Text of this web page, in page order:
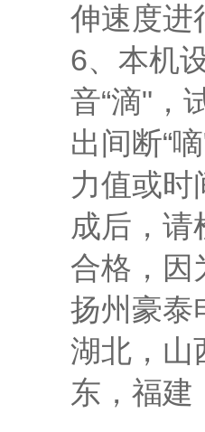
伸速度进
6、本机
音“滴"，
出间断“
力值或时
成后，请
合格，因
扬州豪泰
湖北，山
东，福建